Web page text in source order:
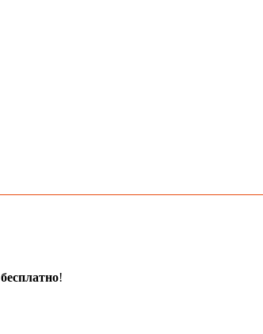
бесплатно!